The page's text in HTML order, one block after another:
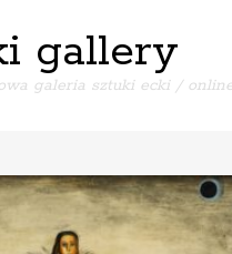
gallery
galeria sztuki ecki /